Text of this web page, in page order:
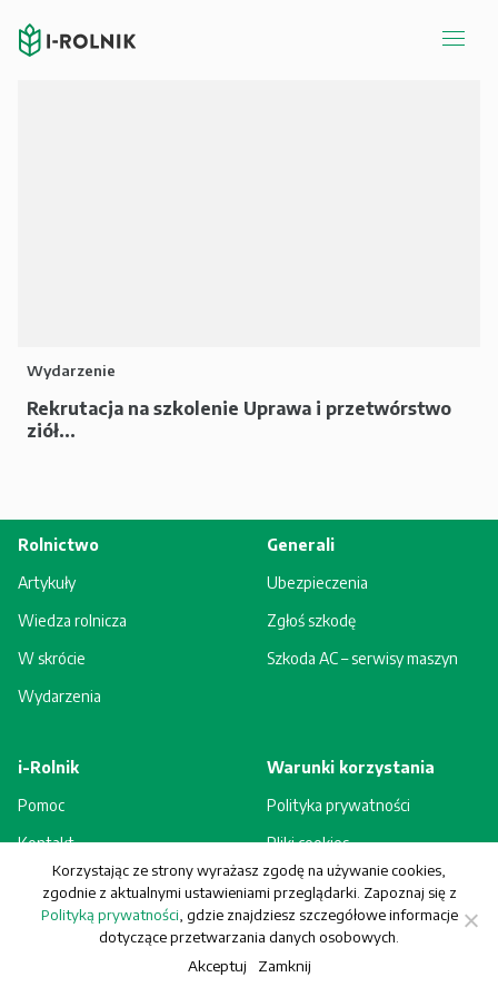
Wydarzenie
Rekrutacja na szkolenie Uprawa i przetwórstwo
ziół...
Rolnictwo
Artykuły
Wiedza rolnicza
W skrócie
Wydarzenia
Generali
Ubezpieczenia
Zgłoś szkodę
Szkoda AC – serwisy maszyn
i-Rolnik
Pomoc
Kontakt
Rejestracja - korzyści
Warunki korzystania
Polityka prywatności
Pliki cookies
Regulamin
© Generali Towarzystwo Ubezpieczeń S.A. Wszelkie prawa zastrzeżone.
Korzystając ze strony wyrażasz zgodę na używanie cookies,
zgodnie z aktualnymi ustawieniami przeglądarki. Zapoznaj się z
Polityką prywatności , gdzie znajdziesz szczegółowe informacje
dotyczące przetwarzania danych osobowych.
Akceptuj Zamknij